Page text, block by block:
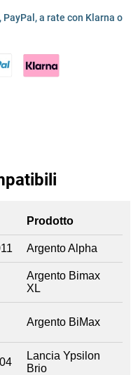
a rate con Klarna o
Prodotto
Argento Alpha
Argento Bimax
XL
Argento BiMax
Lancia Ypsilon
Brio